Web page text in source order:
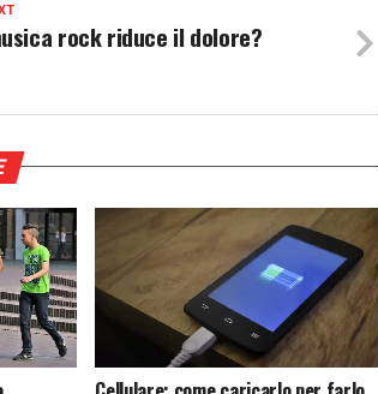
rock riduce il dolore?